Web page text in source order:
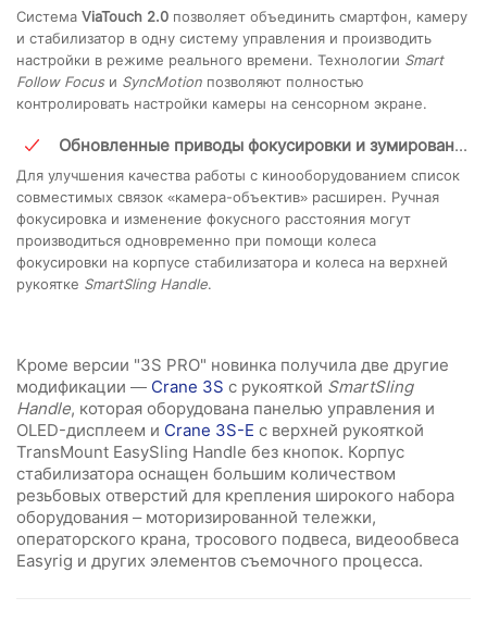
Система ViaTouch 2.0 позволяет объединить смартфон, камеру
и стабилизатор в одну систему управления и производить
настройки в режиме реального времени. Технологии Smart
Follow Focusи SyncMotion позволяют полностью
контролировать настройки камеры на сенсорном экране.
Обновленные приводы фокусировки и зумирования
Для улучшения качества работы с кинооборудованием список
совместимых связок «камера-объектив» расширен. Ручная
фокусировка и изменение фокусного расстояния могут
производиться одновременно при помощи колеса
фокусировки на корпусе стабилизатора и колеса на верхней
рукоятке SmartSling Handle.
Кроме версии "3S PRO" новинка получила две другие
модификации — Crane 3S с рукояткой SmartSling
Handle, которая оборудована панелью управления и
OLED-дисплеем и Crane 3S-E с верхней рукояткой
TransMount EasySling Handle без кнопок. Корпус
стабилизатора оснащен большим количеством
резьбовых отверстий для крепления широкого набора
оборудования – моторизированной тележки,
операторского крана, тросового подвеса, видеообвеса
Easyrig и других элементов съемочного процесса.